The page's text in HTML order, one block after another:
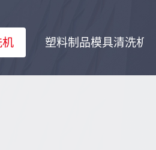
塑料制品模具清洗机